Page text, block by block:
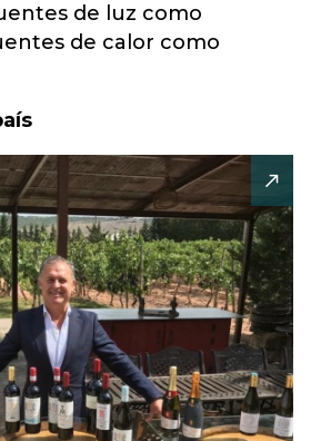
de luz como
de calor como